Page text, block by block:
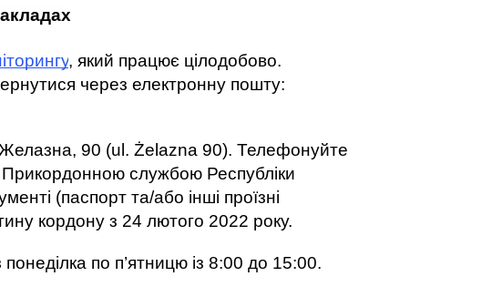
, який працює цілодобово.
90 (ul. Żelazna 90). Телефонуйте
службою Республіки
(паспорт та/або інші проїзні
кордону з 24 лютого 2022 року.
по п’ятницю із 8:00 до 15:00.